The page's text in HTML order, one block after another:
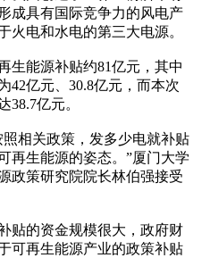
成具有国际竞争力的风电产
火电和水电的第三大电源。
生能源补贴约81亿元，其中
42亿元、30.8亿元，而本次
38.7亿元。
相关政策，发多少电就补贴
再生能源的姿态。”厦门大学
政策研究院院长林伯强接受
贴的资金规模很大，政府财
可再生能源产业的政策补贴